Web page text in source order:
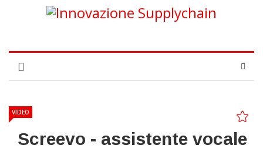
VIDEO
Screevo - assistente vocale